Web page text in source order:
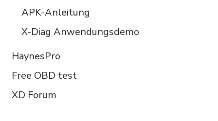
APK-Anleitung
X-Diag Anwendungsdemo
HaynesPro
Free OBD test
XD Forum